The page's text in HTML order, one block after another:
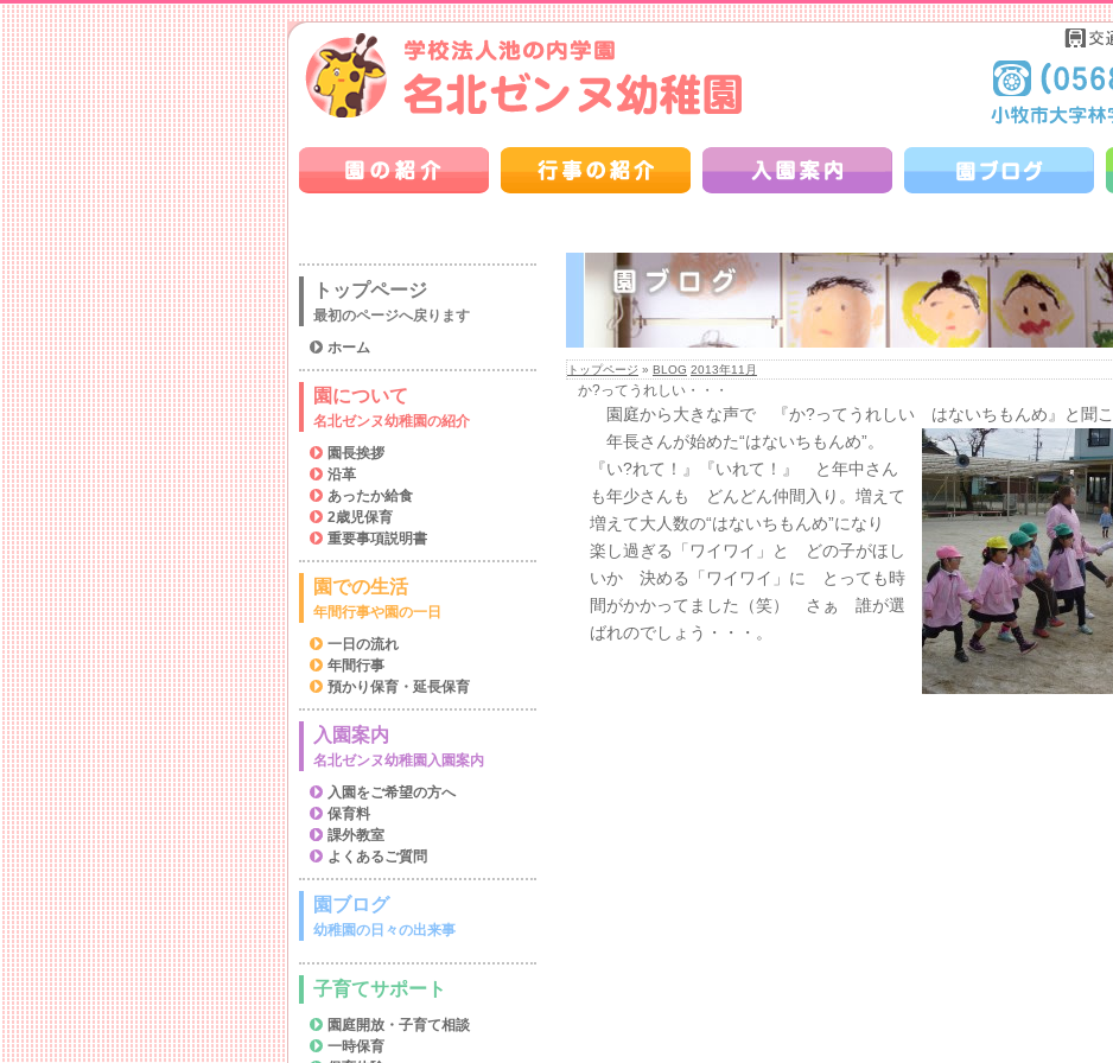
トップページ » BLOG 2013年11月
か?ってうれしい・・・
園庭から大きな声で 『か?ってうれしい はないちもんめ』と 聞
年長さんが始めた“はないちもんめ”。
『い?れて！』『いれて！』 と年中さん
も年少さんも どんどん仲間入り。増えて
増えて大人数の“はないちもんめ”になり
楽し過ぎる「ワイワイ」と どの子がほし
いか 決める「ワイワイ」に とっても時
間がかかってました（笑） さぁ 誰が選
ばれのでしょう・・・。
トップページ
最初のページへ戻ります
ホーム
園について
名北ゼンヌ幼稚園の紹介
園長挨拶
沿革
あったか給食
2歳児保育
重要事項説明書
園での生活
年間行事や園の一日
一日の流れ
年間行事
預かり保育・延長保育
入園案内
名北ゼンヌ幼稚園入園案内
入園をご希望の方へ
保育料
課外教室
よくあるご質問
園ブログ
幼稚園の日々の出来事
子育てサポート
園庭開放・子育て相談
一時保育